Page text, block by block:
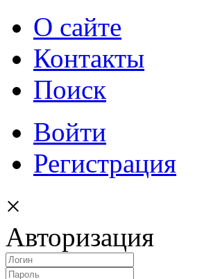
О сайте
Контакты
Поиск
Войти
Регистрация
×
Авторизация